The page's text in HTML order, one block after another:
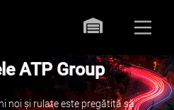
ATP Group
noi și rulate este pregătită să